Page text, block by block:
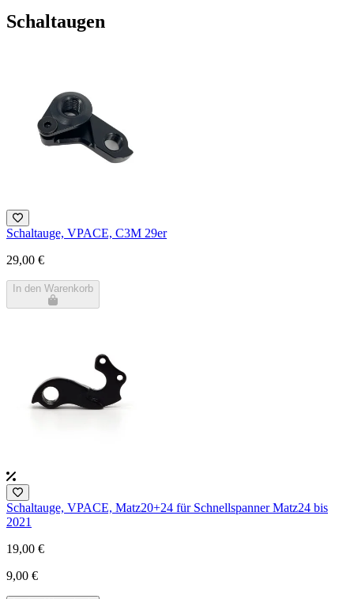
Schaltaugen
Schaltauge, VPACE, C3M 29er
29,00 €
In den Warenkorb
Schaltauge, VPACE, Matz20+24 für Schnellspanner Matz24 bis
2021
19,00 €
9,00 €